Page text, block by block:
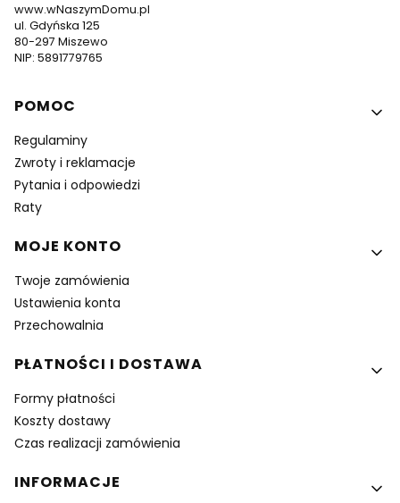
www.wNaszymDomu.pl
ul. Gdyńska 125
80-297 Miszewo
NIP: 5891779765
Linki w stopce
POMOC
Regulaminy
Zwroty i reklamacje
Pytania i odpowiedzi
Raty
MOJE KONTO
Twoje zamówienia
Ustawienia konta
Przechowalnia
PŁATNOŚCI I DOSTAWA
Formy płatności
Koszty dostawy
Czas realizacji zamówienia
INFORMACJE